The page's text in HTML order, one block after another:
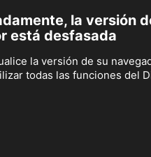
la versión
está desfasada
la versión de su
todas las funciones del